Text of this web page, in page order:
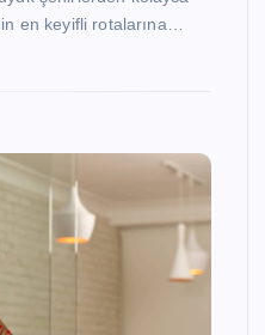
en keyifli rotalarına…